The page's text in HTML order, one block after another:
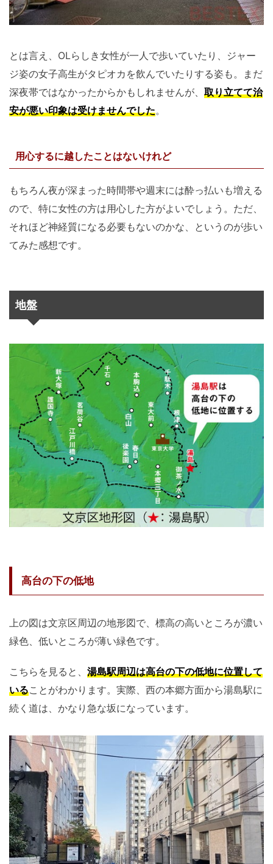
とは言え、OLらしき女性が一人で歩いていたり、ジャー
ジ姿の女子高生がタピオカを飲んでいたりする姿も。まだ
深夜帯ではなかったからかもしれませんが、 取り立てて治
安が悪い印象は受けませんでした。
用心するに越したことはないけれど
もちろん夜が深まった時間帯や週末には酔っ払いも増える
ので、特に女性の方は用心した方がよいでしょう。ただ、
それほど神経質になる必要もないのかな、というのが歩い
てみた感想です。
地盤
高台の下の低地
上の図は文京区周辺の地形図で、標高の高いところが濃い
緑色、低いところが薄い緑色です。
こちらを見ると、 湯島駅周辺は高台の下の低地に位置して
いることがわかります。実際、西の本郷方面から湯島駅に
続く道は、かなり急な坂になっています。